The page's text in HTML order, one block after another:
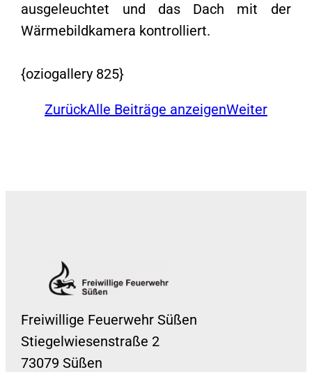
ausgeleuchtet und das Dach mit der
Wärmebildkamera kontrolliert.
{oziogallery 825}
ZurückAlle Beiträge anzeigenWeiter
Freiwillige Feuerwehr Süßen
Stiegelwiesenstraße 2
73079 Süßen